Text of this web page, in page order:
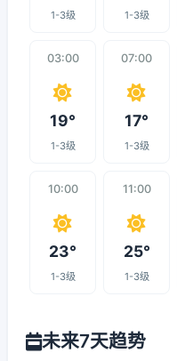
1-3级 1-3级
03:00
19°
1-3级
07:00
17°
1-3级
10:00
23°
1-3级
11:00
25°
1-3级
未来7天趋势